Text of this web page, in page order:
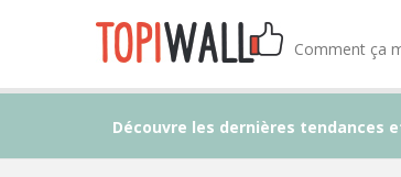
Comment ça
Découvre les dernières tendances